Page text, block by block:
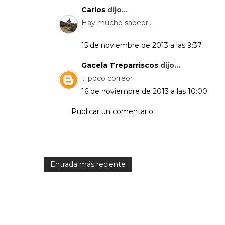
Carlos dijo...
Hay mucho sabeor...
15 de noviembre de 2013 a las 9:37
Gacela Treparriscos dijo...
... poco correor
16 de noviembre de 2013 a las 10:00
Publicar un comentario
Entrada más reciente